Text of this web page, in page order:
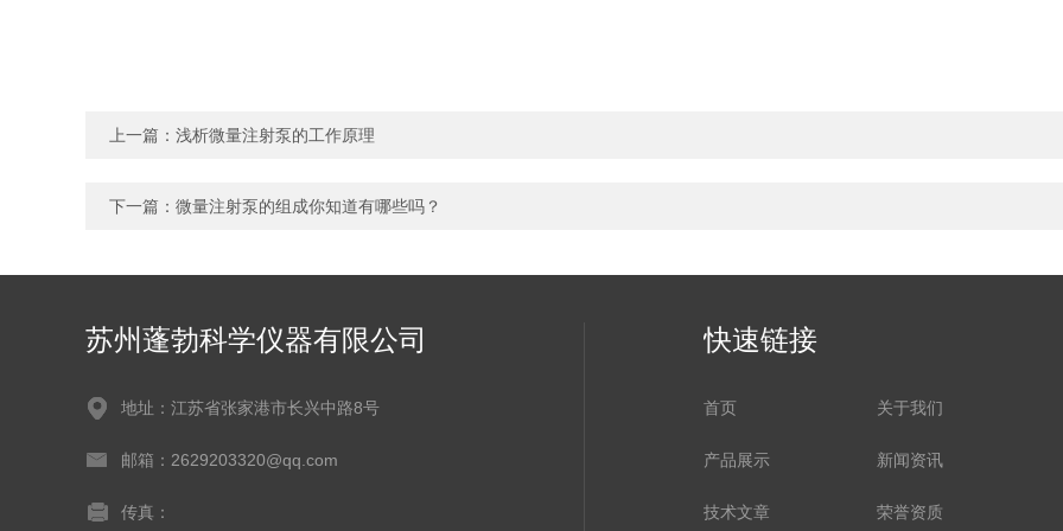
上一篇： 浅析微量注射泵的工作原理
下一篇： 微量注射泵的组成你知道有哪些吗？
苏州蓬勃科学仪器有限公司
地址：江苏省张家港市长兴中路8号
邮箱：2629203320@qq.com
传真：
快速链接
首页 关于我们
产品展示 新闻资讯
技术文章 荣誉资质